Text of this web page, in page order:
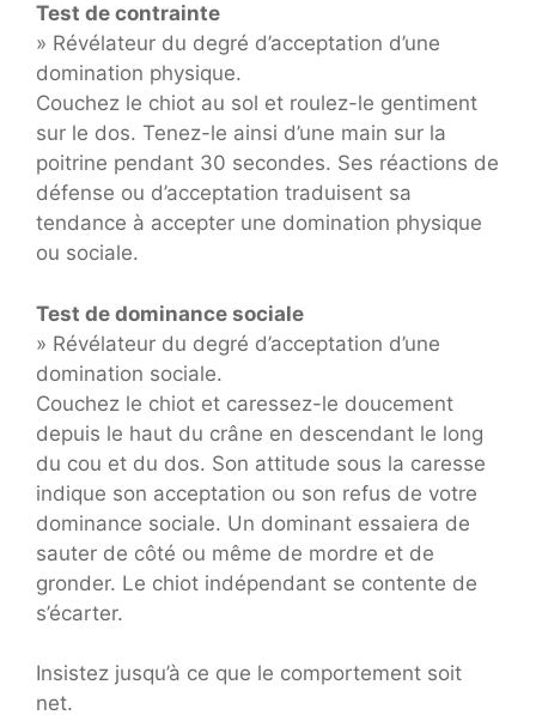
Test de contrainte
» Révélateur du degré d’acceptation d’une
domination physique.
Couchez le chiot au sol et roulez-le gentiment
sur le dos. Tenez-le ainsi d’une main sur la
poitrine pendant 30 secondes. Ses réactions de
défense ou d’acceptation traduisent sa
tendance à accepter une domination physique
ou sociale.
Test de dominance sociale
» Révélateur du degré d’acceptation d’une
domination sociale.
Couchez le chiot et caressez-le doucement
depuis le haut du crâne en descendant le long
du cou et du dos. Son attitude sous la caresse
indique son acceptation ou son refus de votre
dominance sociale. Un dominant essaiera de
sauter de côté ou même de mordre et de
gronder. Le chiot indépendant se contente de
s’écarter.
Insistez jusqu’à ce que le comportement soit
net.